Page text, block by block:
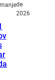
de
2026